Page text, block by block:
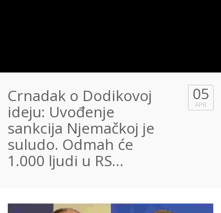
Crnadak o Dodikovoj
ideju: Uvođenje
sankcija Njemačkoj je
suludo. Odmah će
1.000 ljudi u RS…
05
APR